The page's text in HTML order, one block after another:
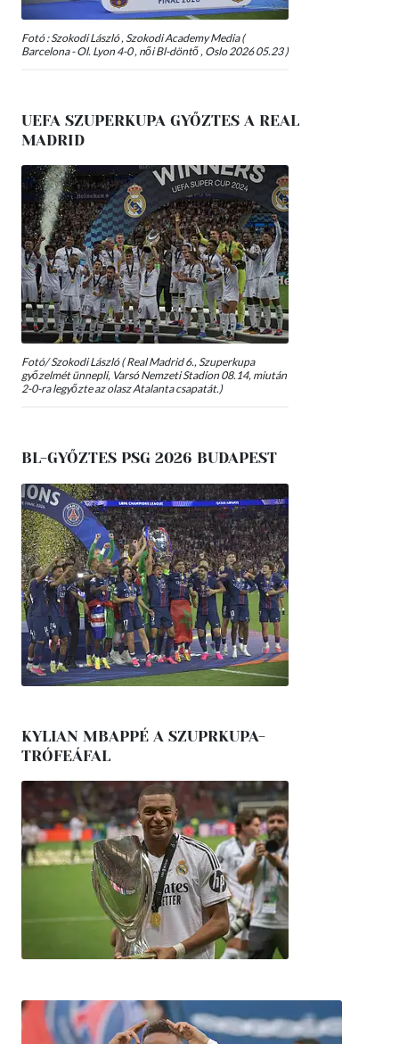
Fotó : Szokodi László , Szokodi Academy Media (
Barcelona - Ol. Lyon 4-0 , női Bl-döntő , Oslo 2026 05.23 )
UEFA SZUPERKUPA GYŐZTES A REAL
MADRID
Fotó/ Szokodi László ( Real Madrid 6., Szuperkupa
győzelmét ünnepli, Varsó Nemzeti Stadion 08.14, miután
2-0-ra legyőzte az olasz Atalanta csapatát.)
BL-GYŐZTES PSG 2026 BUDAPEST
KYLIAN MBAPPÉ A SZUPRKUPA-
TRÓFEÁFAL